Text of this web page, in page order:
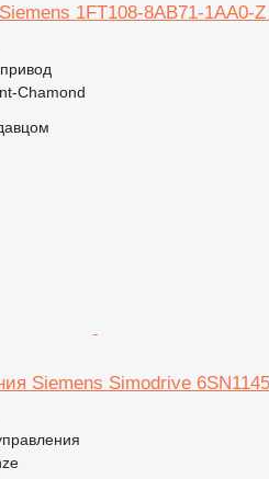
1FT108-8AB71-1AA0-
Chamond
Siemens Simodrive